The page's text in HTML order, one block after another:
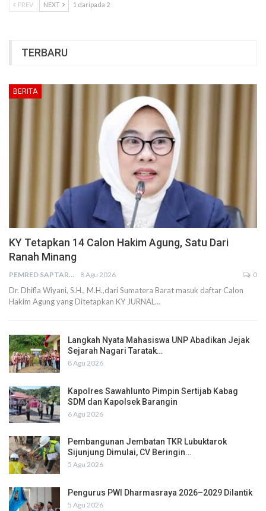
PREV NEXT 1 daripada 2
TERBARU
BERITA
KY Tetapkan 14 Calon Hakim Agung, Satu Dari
Ranah Minang
PEMRED SAPTARIUS 8 Agu 2026 0
Dr. Dhifla Wiyani, S.H., M.H.,dari Sumatera Barat masuk daftar Calon
Hakim Agung yang Ditetapkan KY JURNAL…
Langkah Nyata Mahasiswa UNP Abadikan Jejak
Sejarah Nagari Taratak…
8 Agu 2026
Kapolres Sawahlunto Pimpin Sertijab Kabag
SDM dan Kapolsek Barangin
6 Agu 2026
Pembangunan Jembatan TKR Lubuktarok
Sijunjung Dimulai, CV Beringin…
5 Agu 2026
Pengurus PWI Dharmasraya 2026–2029 Dilantik
5 Agu 2026